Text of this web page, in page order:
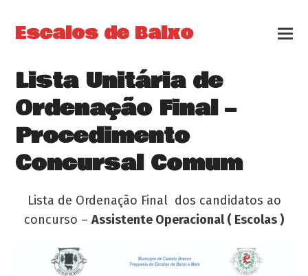
Escalos de Baixo
Lista Unitária de
Ordenação Final –
Procedimento
Concursal Comum
Lista de Ordenação Final dos candidatos ao
concurso – Assistente Operacional ( Escolas )